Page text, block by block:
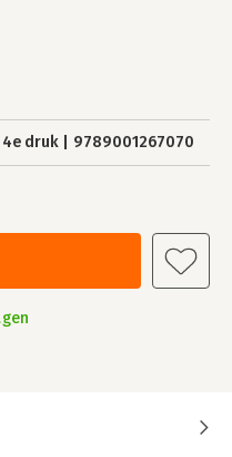
4e druk 9789001267070